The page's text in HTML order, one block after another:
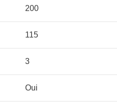
200
115
3
Oui